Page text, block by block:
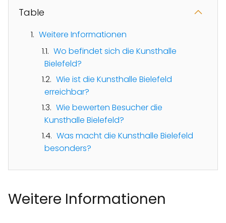
Table
Weitere Informationen
Wo befindet sich die Kunsthalle
Bielefeld?
Wie ist die Kunsthalle Bielefeld
erreichbar?
Wie bewerten Besucher die
Kunsthalle Bielefeld?
Was macht die Kunsthalle Bielefeld
besonders?
Weitere Informationen